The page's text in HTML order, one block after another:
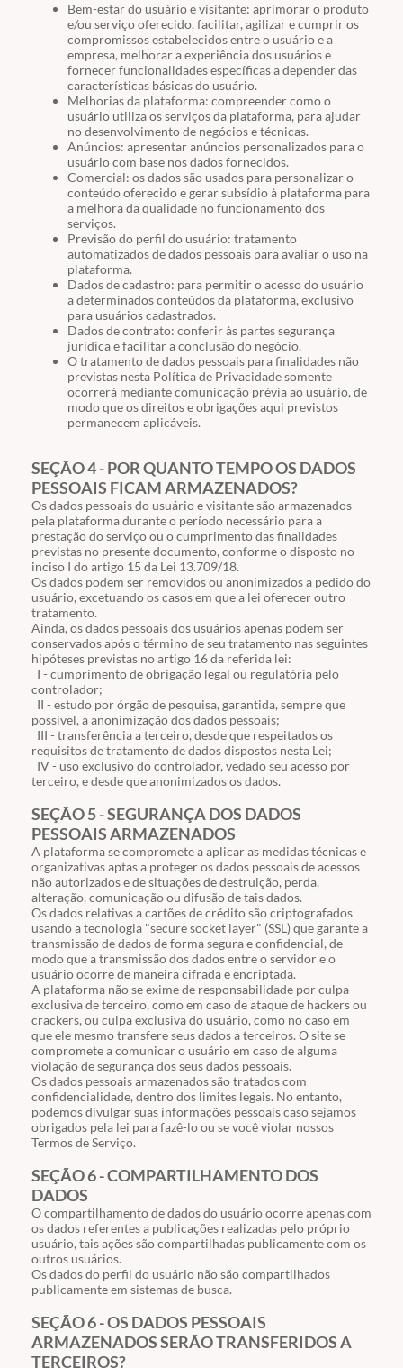
Bem-estar do usuário e visitante: aprimorar o produto
e/ou serviço oferecido, facilitar, agilizar e cumprir os
compromissos estabelecidos entre o usuário e a
empresa, melhorar a experiência dos usuários e
fornecer funcionalidades específicas a depender das
características básicas do usuário.
Melhorias da plataforma: compreender como o
usuário utiliza os serviços da plataforma, para ajudar
no desenvolvimento de negócios e técnicas.
Anúncios: apresentar anúncios personalizados para o
usuário com base nos dados fornecidos.
Comercial: os dados são usados para personalizar o
conteúdo oferecido e gerar subsídio à plataforma para
a melhora da qualidade no funcionamento dos
serviços.
Previsão do perfil do usuário: tratamento
automatizados de dados pessoais para avaliar o uso na
plataforma.
Dados de cadastro: para permitir o acesso do usuário
a determinados conteúdos da plataforma, exclusivo
para usuários cadastrados.
Dados de contrato: conferir às partes segurança
jurídica e facilitar a conclusão do negócio.
O tratamento de dados pessoais para finalidades não
previstas nesta Política de Privacidade somente
ocorrerá mediante comunicação prévia ao usuário, de
modo que os direitos e obrigações aqui previstos
permanecem aplicáveis.
SEÇÃO 4 - POR QUANTO TEMPO OS DADOS
PESSOAIS FICAM ARMAZENADOS?
Os dados pessoais do usuário e visitante são armazenados
pela plataforma durante o período necessário para a
prestação do serviço ou o cumprimento das finalidades
previstas no presente documento, conforme o disposto no
inciso I do artigo 15 da Lei 13.709/18.
Os dados podem ser removidos ou anonimizados a pedido do
usuário, excetuando os casos em que a lei oferecer outro
tratamento.
Ainda, os dados pessoais dos usuários apenas podem ser
conservados após o término de seu tratamento nas seguintes
hipóteses previstas no artigo 16 da referida lei:
I - cumprimento de obrigação legal ou regulatória pelo
controlador;
II - estudo por órgão de pesquisa, garantida, sempre que
possível, a anonimização dos dados pessoais;
III - transferência a terceiro, desde que respeitados os
requisitos de tratamento de dados dispostos nesta Lei;
IV - uso exclusivo do controlador, vedado seu acesso por
terceiro, e desde que anonimizados os dados.
SEÇÃO 5 - SEGURANÇA DOS DADOS
PESSOAIS ARMAZENADOS
A plataforma se compromete a aplicar as medidas técnicas e
organizativas aptas a proteger os dados pessoais de acessos
não autorizados e de situações de destruição, perda,
alteração, comunicação ou difusão de tais dados.
Os dados relativas a cartões de crédito são criptografados
usando a tecnologia "secure socket layer" (SSL) que garante a
transmissão de dados de forma segura e confidencial, de
modo que a transmissão dos dados entre o servidor e o
usuário ocorre de maneira cifrada e encriptada.
A plataforma não se exime de responsabilidade por culpa
exclusiva de terceiro, como em caso de ataque de hackers ou
crackers, ou culpa exclusiva do usuário, como no caso em
que ele mesmo transfere seus dados a terceiros. O site se
compromete a comunicar o usuário em caso de alguma
violação de segurança dos seus dados pessoais.
Os dados pessoais armazenados são tratados com
confidencialidade, dentro dos limites legais. No entanto,
podemos divulgar suas informações pessoais caso sejamos
obrigados pela lei para fazê-lo ou se você violar nossos
Termos de Serviço.
SEÇÃO 6 - COMPARTILHAMENTO DOS
DADOS
O compartilhamento de dados do usuário ocorre apenas com
os dados referentes a publicações realizadas pelo próprio
usuário, tais ações são compartilhadas publicamente com os
outros usuários.
Os dados do perfil do usuário não são compartilhados
publicamente em sistemas de busca.
SEÇÃO 6 - OS DADOS PESSOAIS
ARMAZENADOS SERÃO TRANSFERIDOS A
TERCEIROS?